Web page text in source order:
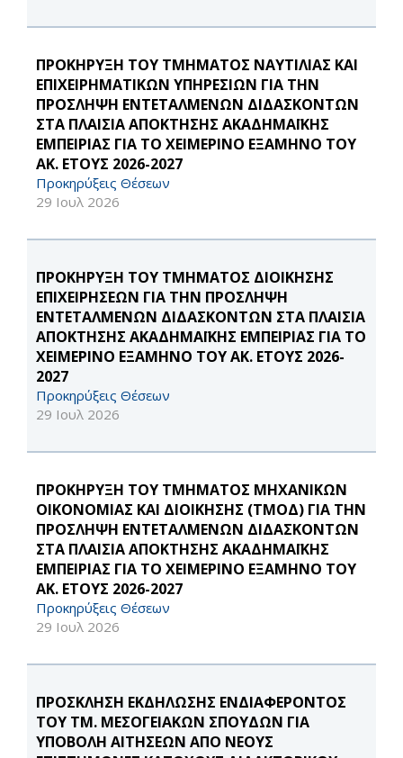
ΠΡΟΚΗΡΥΞΗ ΤΟΥ ΤΜΗΜΑΤΟΣ ΝΑΥΤΙΛΙΑΣ ΚΑΙ
ΕΠΙΧΕΙΡΗΜΑΤΙΚΩΝ ΥΠΗΡΕΣΙΩΝ ΓΙΑ ΤΗΝ
ΠΡΟΣΛΗΨΗ ΕΝΤΕΤΑΛΜΕΝΩΝ ΔΙΔΑΣΚΟΝΤΩΝ
ΣΤΑ ΠΛΑΙΣΙΑ ΑΠΟΚΤΗΣΗΣ ΑΚΑΔΗΜΑΪΚΗΣ
ΕΜΠΕΙΡΙΑΣ ΓΙΑ ΤΟ ΧΕΙΜΕΡΙΝΟ ΕΞΑΜΗΝΟ ΤΟΥ
ΑΚ. ΕΤΟΥΣ 2026-2027
Προκηρύξεις Θέσεων
29 Ιουλ 2026
ΠΡΟΚΗΡΥΞΗ ΤΟΥ ΤΜΗΜΑΤΟΣ ΔΙΟΙΚΗΣΗΣ
ΕΠΙΧΕΙΡΗΣΕΩΝ ΓΙΑ ΤΗΝ ΠΡΟΣΛΗΨΗ
ΕΝΤΕΤΑΛΜΕΝΩΝ ΔΙΔΑΣΚΟΝΤΩΝ ΣΤΑ ΠΛΑΙΣΙΑ
ΑΠΟΚΤΗΣΗΣ ΑΚΑΔΗΜΑΪΚΗΣ ΕΜΠΕΙΡΙΑΣ ΓΙΑ ΤΟ
ΧΕΙΜΕΡΙΝΟ ΕΞΑΜΗΝΟ ΤΟΥ ΑΚ. ΕΤΟΥΣ 2026-
2027
Προκηρύξεις Θέσεων
29 Ιουλ 2026
ΠΡΟΚΗΡΥΞΗ ΤΟΥ ΤΜΗΜΑΤΟΣ ΜΗΧΑΝΙΚΩΝ
ΟΙΚΟΝΟΜΙΑΣ ΚΑΙ ΔΙΟΙΚΗΣΗΣ (ΤΜΟΔ) ΓΙΑ ΤΗΝ
ΠΡΟΣΛΗΨΗ ΕΝΤΕΤΑΛΜΕΝΩΝ ΔΙΔΑΣΚΟΝΤΩΝ
ΣΤΑ ΠΛΑΙΣΙΑ ΑΠΟΚΤΗΣΗΣ ΑΚΑΔΗΜΑΪΚΗΣ
ΕΜΠΕΙΡΙΑΣ ΓΙΑ ΤΟ ΧΕΙΜΕΡΙΝΟ ΕΞΑΜΗΝΟ ΤΟΥ
ΑΚ. ΕΤΟΥΣ 2026-2027
Προκηρύξεις Θέσεων
29 Ιουλ 2026
ΠΡΟΣΚΛΗΣΗ ΕΚΔΗΛΩΣΗΣ ΕΝΔΙΑΦΕΡΟΝΤΟΣ
ΤΟΥ ΤΜ. ΜΕΣΟΓΕΙΑΚΩΝ ΣΠΟΥΔΩΝ ΓΙΑ
ΥΠΟΒΟΛΗ ΑΙΤΗΣΕΩΝ ΑΠΟ ΝΕΟΥΣ